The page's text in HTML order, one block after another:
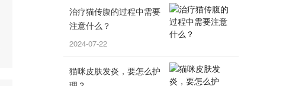
治疗猫传腹的过程中需要
注意什么？
2024-07-22
猫咪皮肤发炎，要怎么护